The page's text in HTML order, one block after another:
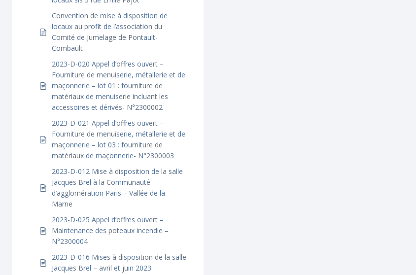
Convention de mise à disposition de
locaux au profit de l’association du
Comité de Jumelage de Pontault-
Combault
2023-D-020 Appel d’offres ouvert –
Fourniture de menuiserie, métallerie et de
maçonnerie – lot 01 : fourniture de
matériaux de menuiserie incluant les
accessoires et dérivés- N°2300002
2023-D-021 Appel d’offres ouvert –
Fourniture de menuiserie, métallerie et de
maçonnerie – lot 03 : fourniture de
matériaux de maçonnerie- N°2300003
2023-D-012 Mise à disposition de la salle
Jacques Brel à la Communauté
d’agglomération Paris – Vallée de la
Marne
2023-D-025 Appel d’offres ouvert –
Maintenance des poteaux incendie –
N°2300004
2023-D-016 Mises à disposition de la salle
Jacques Brel – avril et juin 2023